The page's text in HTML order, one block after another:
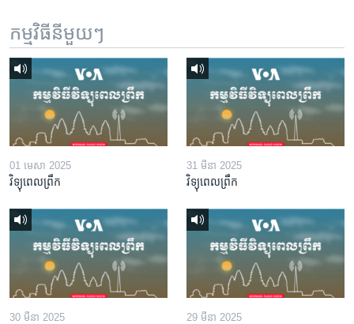
កម្មវិធី​នីមួយៗ
01 មេសា 2025
វិទ្យុពេលព្រឹក
31 មីនា 2025
វិទ្យុពេលព្រឹក
30 មីនា 2025 29 មីនា 2025